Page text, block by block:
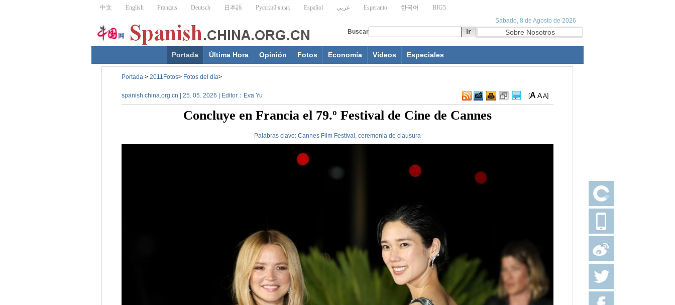
Portada Última Hora Opinión Fotos Economía Videos Especiales
Portada > 2011Fotos> Fotos del día>
spanish.china.org.cn | 25. 05. 2026 | Editor：Eva Yu [A AA]
Concluye en Francia el 79.º Festival de Cine de Cannes
Palabras clave: Cannes Film Festival, ceremonia de clausura